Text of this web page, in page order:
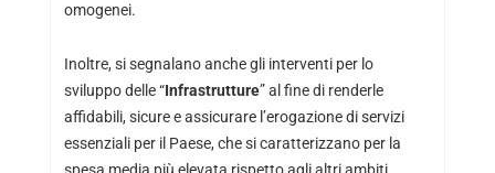
omogenei.
Inoltre, si segnalano anche gli interventi per lo
sviluppo delle “Infrastrutture” al fine di renderle
affidabili, sicure e assicurare l’erogazione di servizi
essenziali per il Paese, che si caratterizzano per la